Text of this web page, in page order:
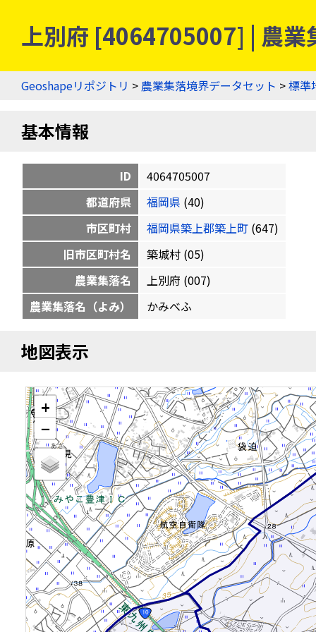
上別府 [4064705007] | 農業
Geoshapeリポジトリ > 農業集落境界データセット >標準
基本情報
ID
4064705007
都道府県
福岡県 (40)
市区町村
福岡県築上郡築上町 (647)
旧市区町村名
築城村 (05)
農業集落名
上別府 (007)
農業集落名（よみ）
かみべふ
地図表示
+
−